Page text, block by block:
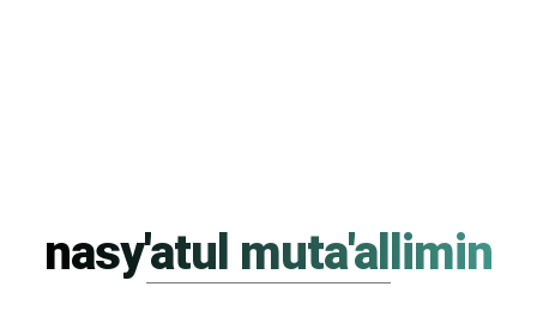
nasy'atul muta'allimin